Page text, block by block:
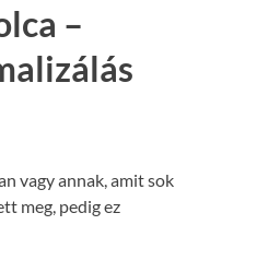
–
vagy annak, amit sok
meg, pedig ez